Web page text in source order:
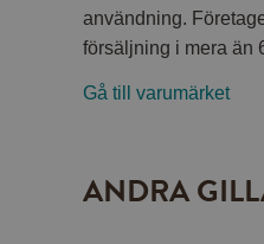
användning.
försäljning i mera än
Gå till varumärket
ANDRA